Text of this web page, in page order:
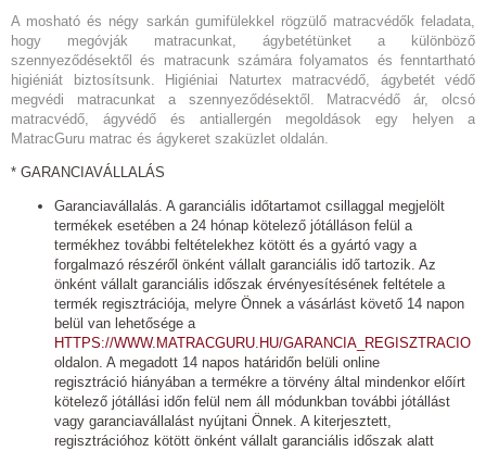
A mosható és négy sarkán gumifülekkel rögzülő matracvédők feladata,
hogy megóvják matracunkat, ágybetétünket a különböző
szennyeződésektől és matracunk számára folyamatos és fenntartható
higiéniát biztosítsunk. Higiéniai Naturtex matracvédő, ágybetét védő
megvédi matracunkat a szennyeződésektől. Matracvédő ár, olcsó
matracvédő, ágyvédő és antiallergén megoldások egy helyen a
MatracGuru matrac és ágykeret szaküzlet oldalán.
* GARANCIAVÁLLALÁS
Garanciavállalás. A garanciális időtartamot csillaggal megjelölt
termékek esetében a 24 hónap kötelező jótálláson felül a
termékhez további feltételekhez kötött és a gyártó vagy a
forgalmazó részéről önként vállalt garanciális idő tartozik. Az
önként vállalt garanciális időszak érvényesítésének feltétele a
termék regisztrációja, melyre Önnek a vásárlást követő 14 napon
belül van lehetősége a
HTTPS://WWW.MATRACGURU.HU/GARANCIA_REGISZTRACIO
oldalon. A megadott 14 napos határidőn belüli online
regisztráció hiányában a termékre a törvény által mindenkor előírt
kötelező jótállási időn felül nem áll módunkban további jótállást
vagy garanciavállalást nyújtani Önnek. A kiterjesztett,
regisztrációhoz kötött önként vállalt garanciális időszak alatt